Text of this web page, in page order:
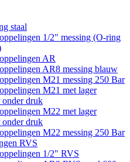
staal
1/2" messing (O-ring
AR
AR8 messing blauw
M21 messing 250 Bar
M21 met lager
onder druk
M22 met lager
onder druk
M22 messing 250 Bar
RVS
1/2" RVS